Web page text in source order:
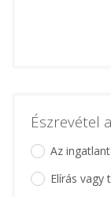
Észrevétel
Az
Elírás vagy